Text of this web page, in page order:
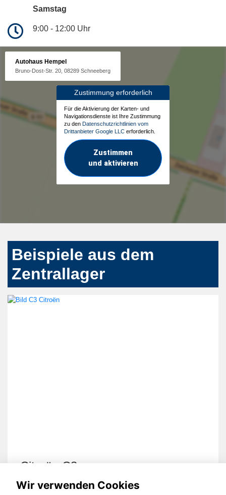
Samstag
9:00 - 12:00 Uhr
Autohaus Hempel
Bruno-Dost-Str. 20, 08289 Schneeberg
Zustimmung erforderlich
Für die Aktivierung der Karten- und
Navigationsdienste ist Ihre Zustimmung
zu den Datenschutzrichtlinien vom
Drittanbieter Google LLC erforderlich.
Zustimmen
und aktivieren
Beispiele aus dem
Zentrallager
Citroën C3
Wir verwenden Cookies